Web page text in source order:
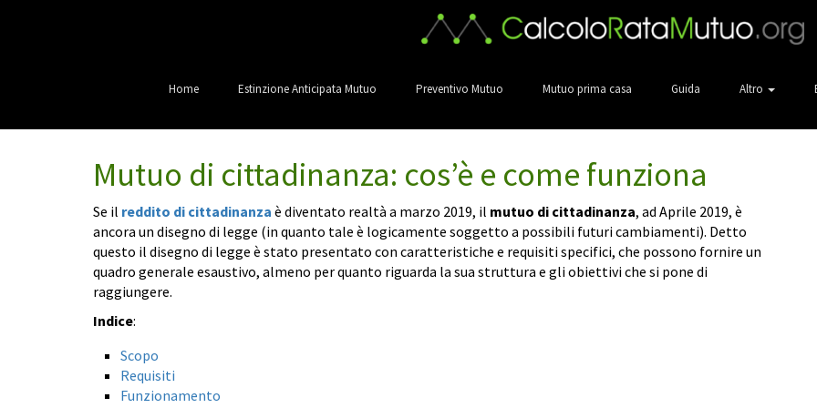
Home Estinzione Anticipata Mutuo Preventivo Mutuo Mutuo prima casa Guida Altro
Mutuo di cittadinanza: cos’è e come funziona
Se il reddito di cittadinanza è diventato realtà a marzo 2019, il mutuo di cittadinanza, ad Aprile 2019, è
ancora un disegno di legge (in quanto tale è logicamente soggetto a possibili futuri cambiamenti). Detto
questo il disegno di legge è stato presentato con caratteristiche e requisiti specifici, che possono fornire un
quadro generale esaustivo, almeno per quanto riguarda la sua struttura e gli obiettivi che si pone di
raggiungere.
Indice:
Scopo
Requisiti
Funzionamento